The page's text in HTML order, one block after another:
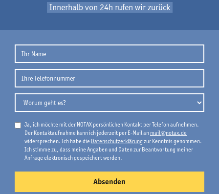
Innerhalb von 24h rufen wir zurück
Ja, ich möchte mit der NOTAX persönlichen Kontakt per Telefon aufnehmen.
Der Kontaktaufnahme kann ich jederzeit per E-Mail an mail@notax.de
widersprechen. Ich habe die Datenschutzerklärungzur Kenntnis genommen.
Ich stimme zu, dass meine Angaben und Daten zur Beantwortung meiner
Anfrage elektronisch gespeichert werden.